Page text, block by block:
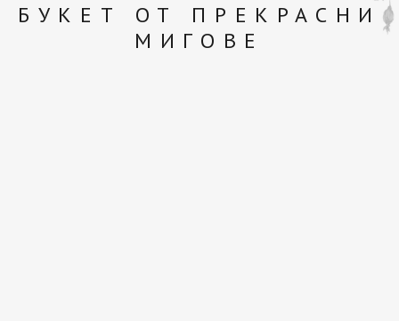
БУКЕТ ОТ ПРЕКРАСНИ
МИГОВЕ